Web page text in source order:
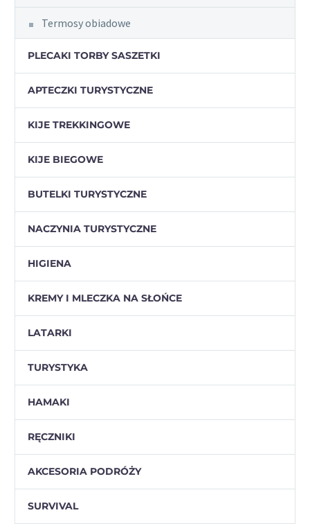
Termosy obiadowe
PLECAKI TORBY SASZETKI
APTECZKI TURYSTYCZNE
KIJE TREKKINGOWE
KIJE BIEGOWE
BUTELKI TURYSTYCZNE
NACZYNIA TURYSTYCZNE
HIGIENA
KREMY I MLECZKA NA SŁOŃCE
LATARKI
TURYSTYKA
HAMAKI
RĘCZNIKI
AKCESORIA PODRÓŻY
SURVIVAL